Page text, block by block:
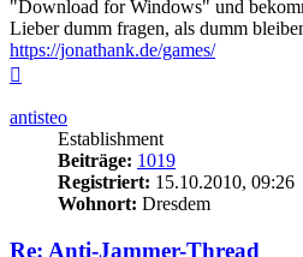
"Download for Windows" und
Lieber dumm fragen, als dumm
https://jonathank.de/games/
antisteo
Establishment
Beiträge: 1019
Registriert: 15.10.2010, 09:26
Wohnort: Dresdem
Re: Anti-Jammer-Thread